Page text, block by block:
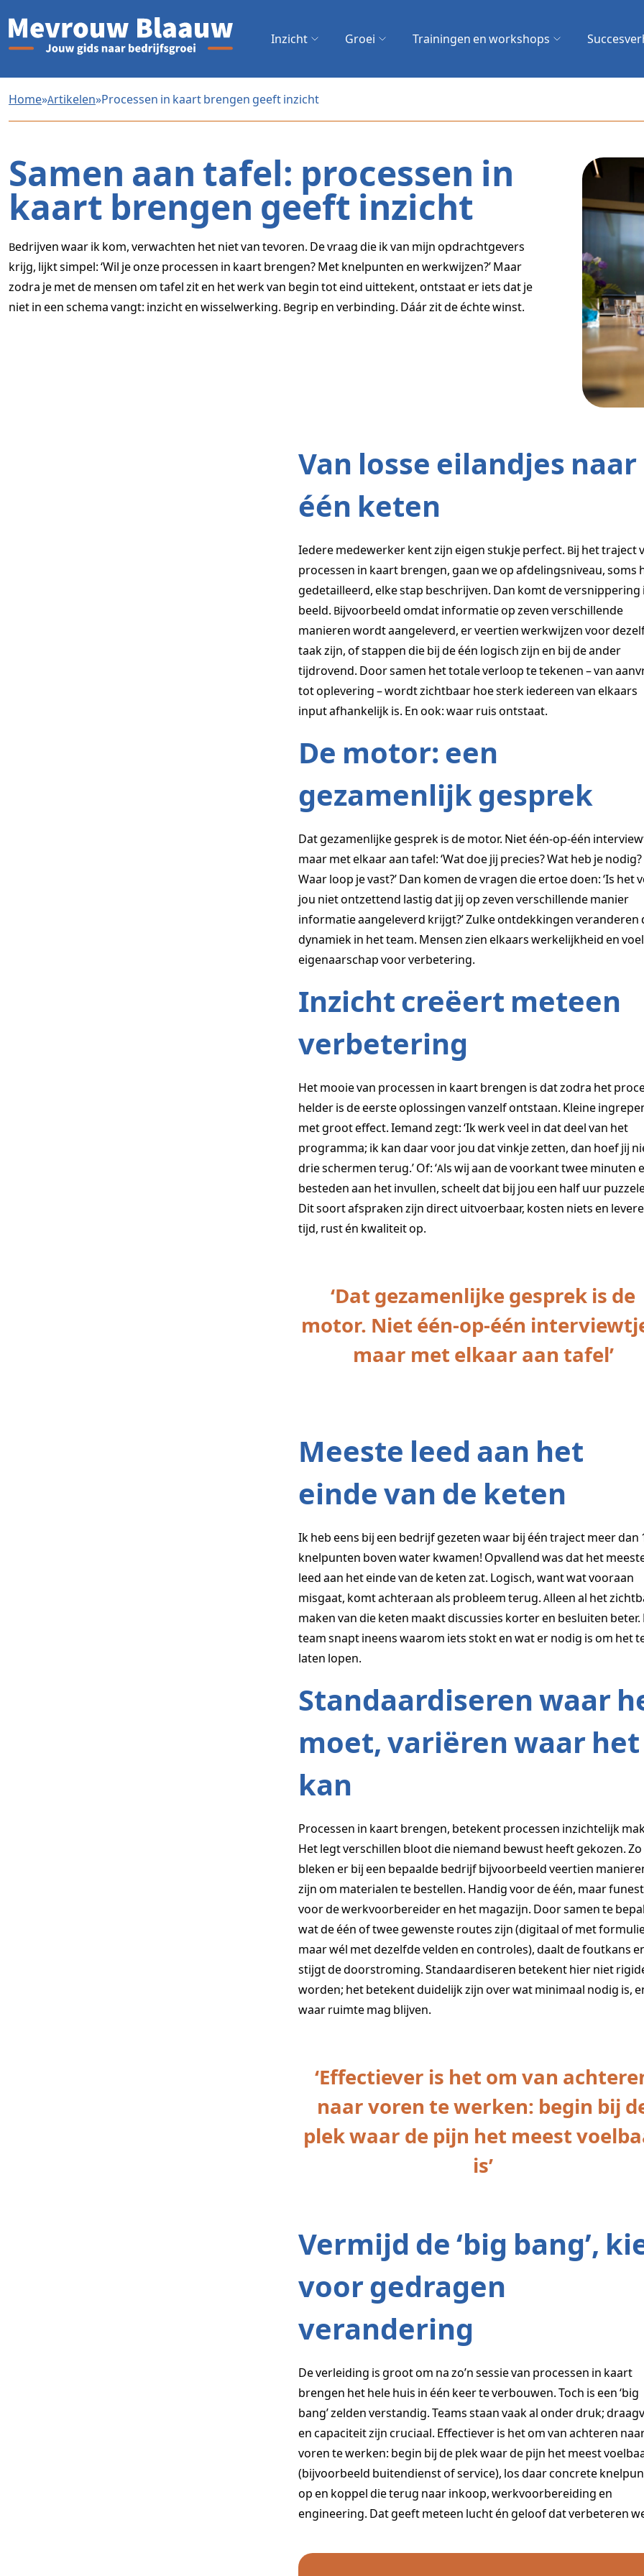
Inzicht Groei Trainingen en workshops
zoek?
Home»Artikelen»Processen in kaart brengen geeft inzicht
Samen aan tafel: processen in
kaart brengen geeft inzicht
Bedrijven waar ik kom, verwachten het niet van tevoren. De vraag die ik van mijn opdrachtgevers
krijg, lijkt simpel: ‘Wil je onze processen in kaart brengen? Met knelpunten en werkwijzen?’ Maar
zodra je met de mensen om tafel zit en het werk van begin tot eind uittekent, ontstaat er iets dat je
niet in een schema vangt: inzicht en wisselwerking. Begrip en verbinding. Dáár zit de échte winst.
Van losse eilandjes naar
één keten
Iedere medewerker kent zijn eigen stukje perfect. Bij het traject
processen in kaart brengen, gaan we op afdelingsniveau, soms
gedetailleerd, elke stap beschrijven. Dan komt de versnippering
beeld. Bijvoorbeeld omdat informatie op zeven verschillende
manieren wordt aangeleverd, er veertien werkwijzen voor
taak zijn, of stappen die bij de één logisch zijn en bij de ander
tijdrovend. Door samen het totale verloop te tekenen – van
tot oplevering – wordt zichtbaar hoe sterk iedereen van elkaars
input afhankelijk is. En ook: waar ruis ontstaat.
De motor: een
gezamenlijk gesprek
Dat gezamenlijke gesprek is de motor. Niet één-op-één
maar met elkaar aan tafel: ‘Wat doe jij precies? Wat heb je nodig?
Waar loop je vast?’ Dan komen de vragen die ertoe doen: ‘Is het
jou niet ontzettend lastig dat jij op zeven verschillende manier
informatie aangeleverd krijgt?’ Zulke ontdekkingen veranderen
dynamiek in het team. Mensen zien elkaars werkelijkheid en
eigenaarschap voor verbetering.
Inzicht creëert meteen
verbetering
Het mooie van processen in kaart brengen is dat zodra het
helder is de eerste oplossingen vanzelf ontstaan. Kleine
met groot effect. Iemand zegt: ‘Ik werk veel in dat deel van het
programma; ik kan daar voor jou dat vinkje zetten, dan hoef jij
drie schermen terug.’ Of: ‘Als wij aan de voorkant twee minuten
besteden aan het invullen, scheelt dat bij jou een half uur
Dit soort afspraken zijn direct uitvoerbaar, kosten niets en
tijd, rust én kwaliteit op.
‘Dat gezamenlijke gesprek is de
motor. Niet één-op-één
maar met elkaar aan tafel’
Meeste leed aan het
einde van de keten
Ik heb eens bij een bedrijf gezeten waar bij één traject meer dan
knelpunten boven water kwamen! Opvallend was dat het
leed aan het einde van de keten zat. Logisch, want wat vooraan
misgaat, komt achteraan als probleem terug. Alleen al het
maken van die keten maakt discussies korter en besluiten beter.
team snapt ineens waarom iets stokt en wat er nodig is om het
laten lopen.
Standaardiseren waar
moet, variëren waar het
kan
Processen in kaart brengen, betekent processen inzichtelijk
Het legt verschillen bloot die niemand bewust heeft gekozen. Zo
bleken er bij een bepaalde bedrijf bijvoorbeeld veertien
zijn om materialen te bestellen. Handig voor de één, maar funest
voor de werkvoorbereider en het magazijn. Door samen te
wat de één of twee gewenste routes zijn (digitaal of met
maar wél met dezelfde velden en controles), daalt de foutkans
stijgt de doorstroming. Standaardiseren betekent hier niet
worden; het betekent duidelijk zijn over wat minimaal nodig is,
waar ruimte mag blijven.
‘Effectiever is het om van
naar voren te werken: begin bij
plek waar de pijn het meest
is’
Vermijd de ‘big bang’,
voor gedragen
verandering
De verleiding is groot om na zo’n sessie van processen in kaart
brengen het hele huis in één keer te verbouwen. Toch is een ‘big
bang’ zelden verstandig. Teams staan vaak al onder druk;
en capaciteit zijn cruciaal. Effectiever is het om van achteren
voren te werken: begin bij de plek waar de pijn het meest
(bijvoorbeeld buitendienst of service), los daar concrete
op en koppel die terug naar inkoop, werkvoorbereiding en
engineering. Dat geeft meteen lucht én geloof dat verbeteren